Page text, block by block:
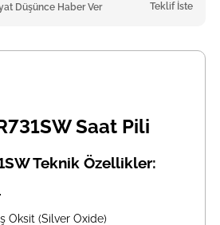
Düşünce Haber Ver Teklif İste
Saat Pili
Teknik Özellikler:
Oksit (Silver Oxide)